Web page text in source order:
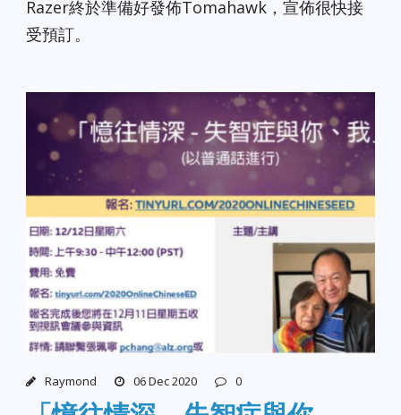
Razer終於準備好發佈Tomahawk，宣佈很快接
受預訂。
Raymond 06 Dec 2020 0